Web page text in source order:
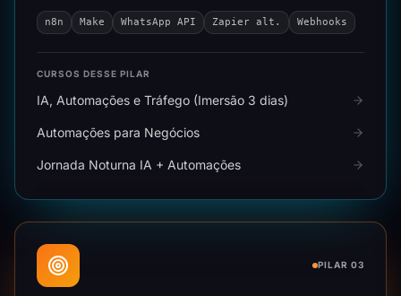
n8n Make WhatsApp API Zapier alt. Webhooks
CURSOS DESSE PILAR
IA, Automações e Tráfego (Imersão 3 dias)
Automações para Negócios
Jornada Noturna IA + Automações
PILAR 03